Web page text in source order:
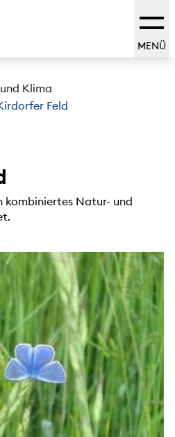
MENÜ
Klima
Feld
kombiniertes Natur- und